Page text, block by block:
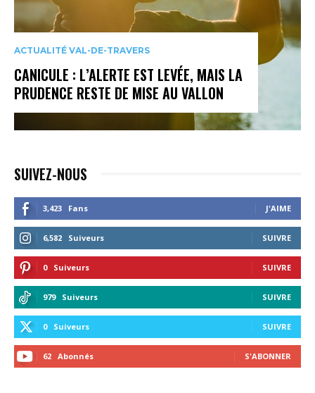
ACTUALITÉ VAL-DE-TRAVERS
CANICULE : L’ALERTE EST LEVÉE, MAIS LA
PRUDENCE RESTE DE MISE AU VALLON
SUIVEZ-NOUS
3,423 Fans J'AIME
6,582 Suiveurs SUIVRE
0 Suiveurs SUIVRE
979 Suiveurs SUIVRE
0 Suiveurs SUIVRE
62 Abonnés S'ABONNER